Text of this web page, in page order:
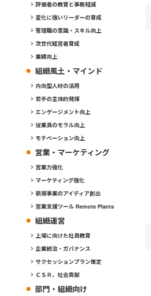
評価者の教育と事務軽減
変化に強いリーダーの育成
管理職の意識・スキル向上
次世代経営者育成
業績向上
組織風土・マインド
内向型人材の活用
若手の主体的発揮
エンゲージメント向上
従業員のモラル向上
モチベーション向上
営業・マーケティング
営業力強化
マーケティング強化
新規事業のアイディア創出
営業支援ツール Remote Plants
組織運営
上場に向けた社員教育
企業統治・ガバナンス
サクセッションプラン策定
ＣＳＲ、社会貢献
部門・組織向け